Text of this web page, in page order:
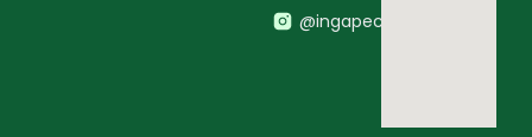
@ingapecasagricolas